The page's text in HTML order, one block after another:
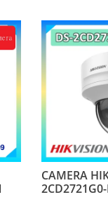
và
đàm thoại
đến trải
Đặc biệt,
minh như
đếm người
quản lý và an
gian trong
CAMERA